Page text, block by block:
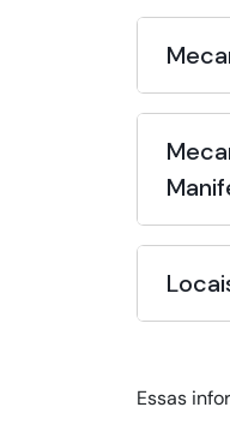
Essas